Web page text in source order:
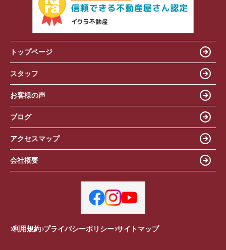
トップページ
スタッフ
お客様の声
ブログ
アクセスマップ
会社概要
利用規約 プライバシーポリシー サイトマップ